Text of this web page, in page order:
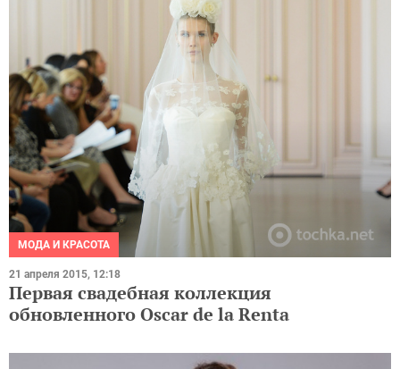
МОДА И КРАСОТА
21 апреля 2015, 12:18
Первая свадебная коллекция
обновленного Oscar de la Renta